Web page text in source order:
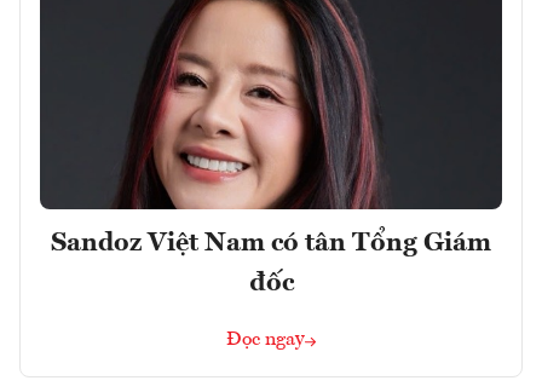
Sandoz Việt Nam có tân Tổng Giám
đốc
Đọc ngay